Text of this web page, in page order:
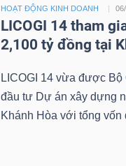
HOẠT ĐỘNG KINH DOANH
LICOGI 14 tham
2,100 tỷ đồng tại
LICOGI 14 vừa được Bộ
đầu tư Dự án xây dựng
Khánh Hòa với tổng vốn